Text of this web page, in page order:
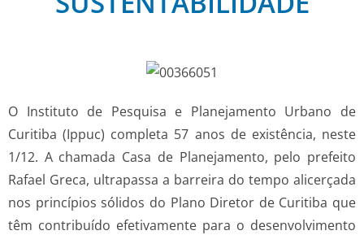
O Instituto de Pesquisa e Planejamento Urbano de
Curitiba (Ippuc) completa 57 anos de existência, neste
1/12. A chamada Casa de Planejamento, pelo prefeito
Rafael Greca, ultrapassa a barreira do tempo alicerçada
nos princípios sólidos do Plano Diretor de Curitiba que
têm contribuído efetivamente para o desenvolvimento